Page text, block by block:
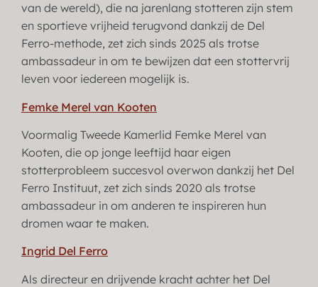
van de wereld), die na jarenlang stotteren zijn stem
en sportieve vrijheid terugvond dankzij de Del
Ferro-methode, zet zich sinds 2025 als trotse
ambassadeur in om te bewijzen dat een stottervrij
leven voor iedereen mogelijk is.
Femke Merel van Kooten
Voormalig Tweede Kamerlid Femke Merel van
Kooten, die op jonge leeftijd haar eigen
stotterprobleem succesvol overwon dankzij het Del
Ferro Instituut, zet zich sinds 2020 als trotse
ambassadeur in om anderen te inspireren hun
dromen waar te maken.
Ingrid Del Ferro
Als directeur en drijvende kracht achter het Del